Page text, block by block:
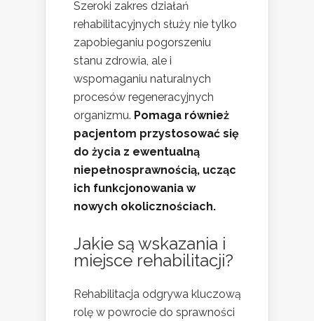
Szeroki zakres działań
rehabilitacyjnych służy nie tylko
zapobieganiu pogorszeniu
stanu zdrowia, ale i
wspomaganiu naturalnych
procesów regeneracyjnych
organizmu. Pomaga również
pacjentom przystosować się
do życia z ewentualną
niepełnosprawnością, ucząc
ich funkcjonowania w
nowych okolicznościach.
Jakie są wskazania i
miejsce rehabilitacji?
Rehabilitacja odgrywa kluczową
rolę w powrocie do sprawności